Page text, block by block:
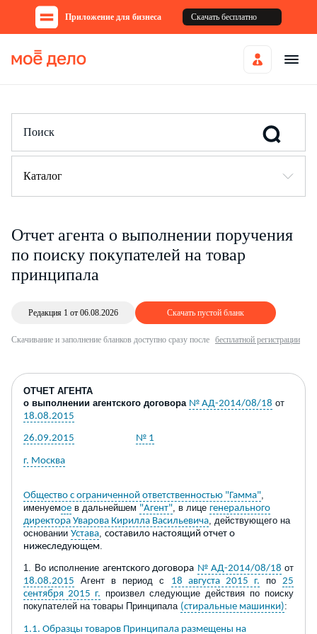
Приложение для бизнеса Скачать бесплатно
Каталог
Отчет агента о выполнении поручения
по поиску покупателей на товар
принципала
Редакция 1 от 06.08.2026 Скачать пустой бланк
Скачивание и заполнение бланков доступно сразу после бесплатной регистрации
ОТЧЕТ АГЕНТА
о выполнении агентского договора № АД-2014/08/18 от
18.08.2015
26.09.2015 № 1
г. Москва
Общество с ограниченной ответственностью "Гамма"
именуемое в дальнейшем "Агент" , в лице генерального
директора Уварова Кирилла Васильевича , действующего на
основании Устава составило настоящий отчет о
нижеследующем
1. Во исполнение агентского договора № АД-2014/08/18 от
18.08.2015
Агент в период с 18 августа 2015 г. по25
сентября 2015 г. произвел следующие действия по поиску
покупателей на товары Принципала (стиральные машинки):
1.1. Образцы товаров Принципала размещены на